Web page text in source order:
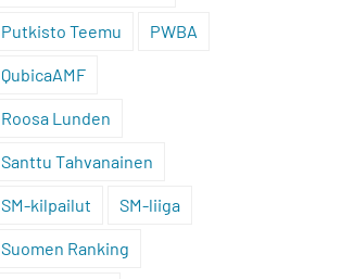
Putkisto Teemu PWBA
QubicaAMF
Roosa Lunden
Santtu Tahvanainen
SM-kilpailut SM-liiga
Suomen Ranking